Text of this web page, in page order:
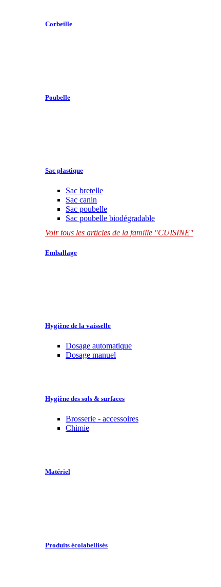
Corbeille
Poubelle
Sac plastique
Sac bretelle
Sac canin
Sac poubelle
Sac poubelle biodégradable
Voir tous les articles de la famille "CUISINE"
Emballage
Hygiène de la vaisselle
Dosage automatique
Dosage manuel
Hygiène des sols & surfaces
Brosserie - accessoires
Chimie
Matériel
Produits écolabellisés